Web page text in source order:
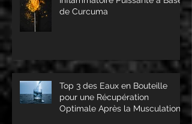
de Curcuma
Top 3 des Eaux en Bouteille
pour une Récupération
Optimale Après la Musculation